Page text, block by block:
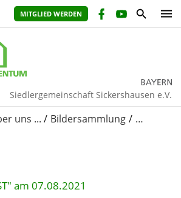
MITGLIED WERDEN
Siedlergemeinschaft Sickershausen e.V.
uns ... Bildersammlung …
am 07.08.2021